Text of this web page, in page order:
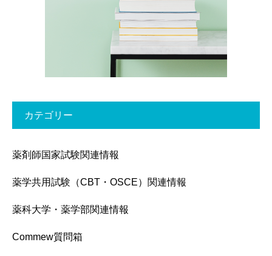
カテゴリー
薬剤師国家試験関連情報
薬学共用試験（CBT・OSCE）関連情報
薬科大学・薬学部関連情報
Commew質問箱